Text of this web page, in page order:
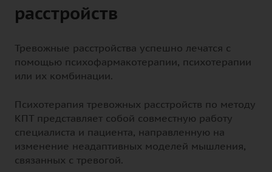
расстройств
Тревожные расстройства успешно лечатся с
помощью психофармакотерапии, психотерапии
или их комбинации.
Психотерапия тревожных расстройств по методу
КПТ представляет собой совместную работу
специалиста и пациента, направленную на
изменение неадаптивных моделей мышления,
связанных с тревогой.